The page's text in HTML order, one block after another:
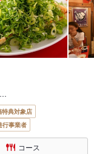
…
特典対象店
行事業者
コース